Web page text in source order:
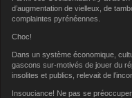
d’augmentation de vielleux, de
complaintes pyrénéennes.
Choc!
Dans un système économique,
gascons sur-motivés de jouer du
insolites et publics, relevait de
Insouciance! Ne pas se